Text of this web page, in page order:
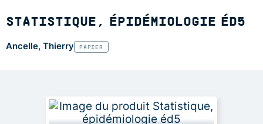
STATISTIQUE, ÉPIDÉMIOLOGIE ÉD5
Ancelle, Thierry PAPIER